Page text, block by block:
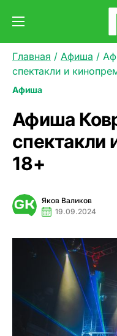
Главная / Афиша /
спектакли и
Афиша
Афиша
спектакли
18+
Яков Валиков
19.09.2024